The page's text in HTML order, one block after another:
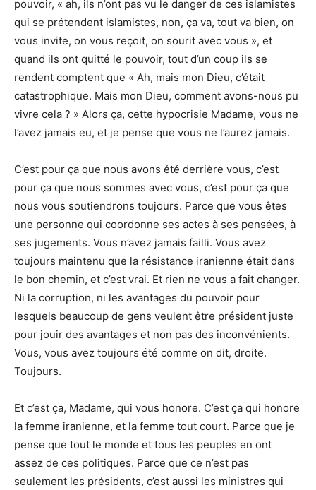
pouvoir, « ah, ils n’ont pas vu le danger de ces islamistes
qui se prétendent islamistes, non, ça va, tout va bien, on
vous invite, on vous reçoit, on sourit avec vous », et
quand ils ont quitté le pouvoir, tout d’un coup ils se
rendent comptent que « Ah, mais mon Dieu, c’était
catastrophique. Mais mon Dieu, comment avons-nous pu
vivre cela ? » Alors ça, cette hypocrisie Madame, vous ne
l’avez jamais eu, et je pense que vous ne l’aurez jamais.
C’est pour ça que nous avons été derrière vous, c’est
pour ça que nous sommes avec vous, c’est pour ça que
nous vous soutiendrons toujours. Parce que vous êtes
une personne qui coordonne ses actes à ses pensées, à
ses jugements. Vous n’avez jamais failli. Vous avez
toujours maintenu que la résistance iranienne était dans
le bon chemin, et c’est vrai. Et rien ne vous a fait changer.
Ni la corruption, ni les avantages du pouvoir pour
lesquels beaucoup de gens veulent être président juste
pour jouir des avantages et non pas des inconvénients.
Vous, vous avez toujours été comme on dit, droite.
Toujours.
Et c’est ça, Madame, qui vous honore. C’est ça qui honore
la femme iranienne, et la femme tout court. Parce que je
pense que tout le monde et tous les peuples en ont
assez de ces politiques. Parce que ce n’est pas
seulement les présidents, c’est aussi les ministres qui